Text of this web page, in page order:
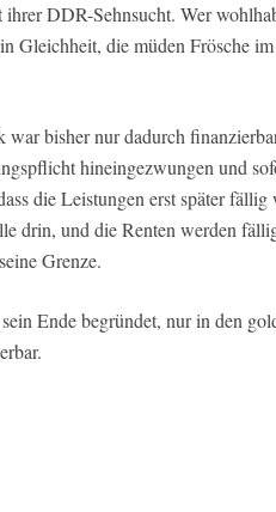
DDR-Sehnsucht. Wer
Gleichheit, die müden Frösche
bisher nur dadurch
hineingezwungen und
die Leistungen erst später fällig
drin, und die Renten werden
Grenze.
Ende begründet, nur in den